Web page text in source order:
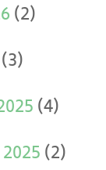
(2)
(3)
(4)
(2)